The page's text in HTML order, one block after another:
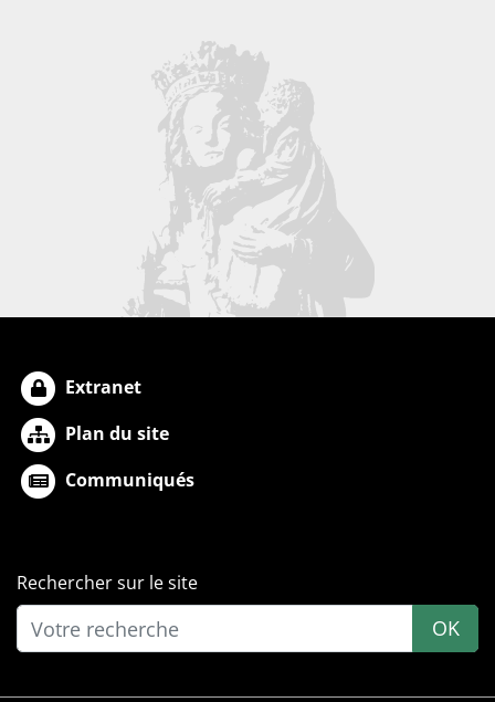
Extranet
Plan du site
Communiqués
Rechercher sur le site
OK